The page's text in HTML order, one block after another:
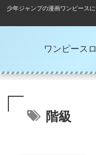
少年ジャンプの漫画ワンピース
ワンピース
階級